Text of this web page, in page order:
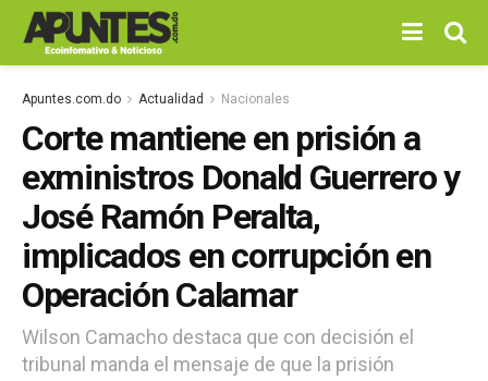
Apuntes.com.do Actualidad Nacionales
Corte mantiene en prisión a
exministros Donald Guerrero y
José Ramón Peralta,
implicados en corrupción en
Operación Calamar
Wilson Camacho destaca que con decisión el
tribunal manda el mensaje de que la prisión